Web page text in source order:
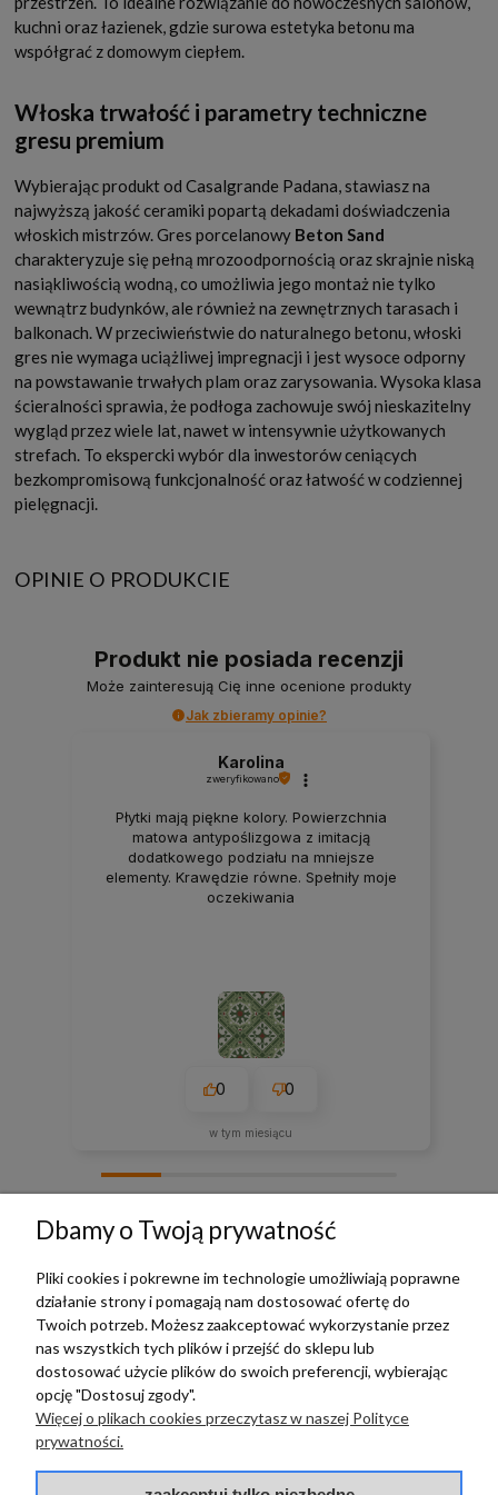
kuchni oraz łazienek, gdzie surowa estetyka betonu ma
współgrać z domowym ciepłem.
Włoska trwałość i parametry techniczne
gresu premium
Wybierając produkt od Casalgrande Padana, stawiasz na
najwyższą jakość ceramiki popartą dekadami doświadczenia
włoskich mistrzów. Gres porcelanowy Beton Sand
charakteryzuje się pełną mrozoodpornością oraz skrajnie niską
nasiąkliwością wodną, co umożliwia jego montaż nie tylko
wewnątrz budynków, ale również na zewnętrznych tarasach i
balkonach. W przeciwieństwie do naturalnego betonu, włoski
gres nie wymaga uciążliwej impregnacji i jest wysoce odporny
na powstawanie trwałych plam oraz zarysowania. Wysoka klasa
ścieralności sprawia, że podłoga zachowuje swój nieskazitelny
wygląd przez wiele lat, nawet w intensywnie użytkowanych
strefach. To ekspercki wybór dla inwestorów ceniących
bezkompromisową funkcjonalność oraz łatwość w codziennej
pielęgnacji.
OPINIE O PRODUKCIE
Produkt nie posiada recenzji
Może zainteresują Cię inne ocenione produkty
Jak zbieramy opinie?
Karolina
zweryfikowano
Płytki mają piękne kolory. Powierzchnia
matowa antypoślizgowa z imitacją
dodatkowego podziału na mniejsze
elementy. Krawędzie równe. Spełniły moje
oczekiwania
0 0
w tym miesiącu
TERRADECO
BAZA WIEDZY
PŁATNOŚCI I DOSTAWA
Dbamy o Twoją prywatność
Pliki cookies i pokrewne im technologie umożliwiają poprawne
działanie strony i pomagają nam dostosować ofertę do
Twoich potrzeb. Możesz zaakceptować wykorzystanie przez
nas wszystkich tych plików i przejść do sklepu lub
dostosować użycie plików do swoich preferencji, wybierając
opcję "Dostosuj zgody".
Więcej o plikach cookies przeczytasz w naszej Polityce
prywatności.